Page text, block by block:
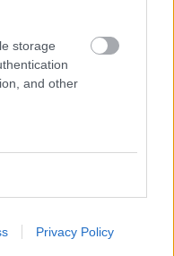
storage
and other
Privacy Policy